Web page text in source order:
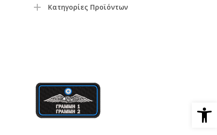
Κατηγορίες Προϊόντων